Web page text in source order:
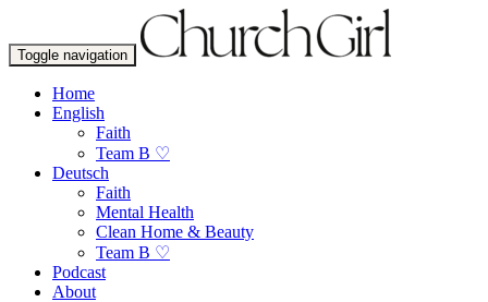
Toggle navigation
Home
English
Faith
Team B ♡
Deutsch
Faith
Mental Health
Clean Home & Beauty
Team B ♡
Podcast
About